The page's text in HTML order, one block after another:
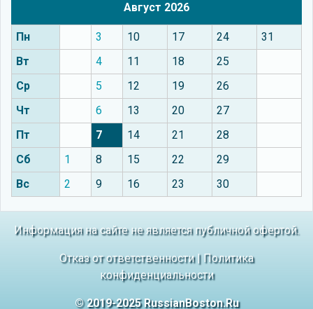
Август 2026
Пн 3 10 17 24
31
Вт
4 11 18
25
Ср
5 12 19
26
Чт
6 13 20
27
Пт
7 14 21
28
Сб
1 8 15 22
29
Вс
2 9 16 23 30
Информация на сайте не является публичной офертой.
Отказ от ответственности| Политика
конфиденциальности
© 2019-2025 RussianBoston.Ru